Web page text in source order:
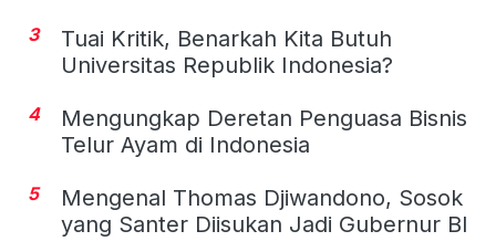
3
Tuai Kritik, Benarkah Kita Butuh
Universitas Republik Indonesia?
4
Mengungkap Deretan Penguasa Bisnis
Telur Ayam di Indonesia
5
Mengenal Thomas Djiwandono, Sosok
yang Santer Diisukan Jadi Gubernur BI